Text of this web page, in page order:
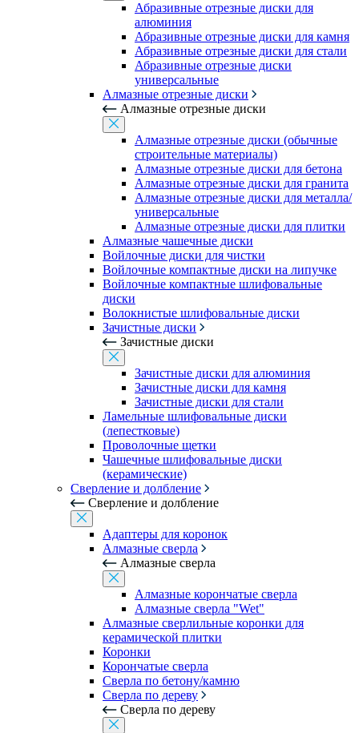
Абразивные отрезные диски для
алюминия
Абразивные отрезные диски для камня
Абразивные отрезные диски для стали
Абразивные отрезные диски
универсальные
Алмазные отрезные диски
Алмазные отрезные диски
Алмазные отрезные диски (обычные
строительные материалы)
Алмазные отрезные диски для бетона
Алмазные отрезные диски для гранита
Алмазные отрезные диски для металла/
универсальные
Алмазные отрезные диски для плитки
Алмазные чашечные диски
Войлочные диски для чистки
Войлочные компактные диски на липучке
Войлочные компактные шлифовальные
диски
Волокнистые шлифовальные диски
Зачистные диски
Зачистные диски
Зачистные диски для алюминия
Зачистные диски для камня
Зачистные диски для стали
Ламельные шлифовальные диски
(лепестковые)
Проволочные щетки
Чашечные шлифовальные диски
(керамические)
Сверление и долбление
Сверление и долбление
Адаптеры для коронок
Алмазные сверла
Алмазные сверла
Алмазные корончатые сверла
Алмазные сверла "Wet"
Алмазные сверлильные коронки для
керамической плитки
Коронки
Корончатые сверла
Сверла по бетону/камню
Сверла по дереву
Сверла по дереву